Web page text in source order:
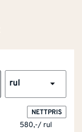
rul
NETTPRIS
580,-/ rul